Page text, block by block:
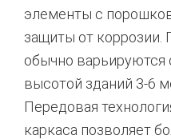
элементы с
защиты от коррозии.
обычно варьируются
высотой зданий 3-6
Передовая
каркаса позволяет